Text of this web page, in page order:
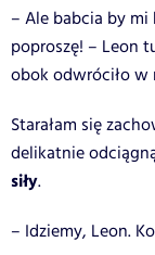
– Ale babcia by mi
poproszę! – Leon
obok odwróciło w
Starałam się
delikatnie
siły.
– Idziemy, Leon.